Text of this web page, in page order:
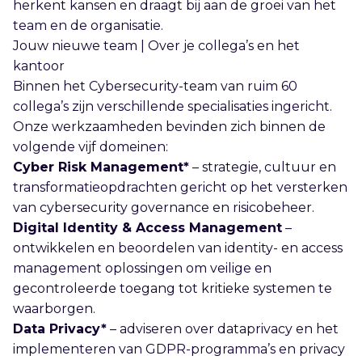
herkent kansen en draagt bij aan de groei van het
team en de organisatie.
Jouw nieuwe team | Over je collega’s en het
kantoor
Binnen het Cybersecurity-team van ruim 60
collega’s zijn verschillende specialisaties ingericht.
Onze werkzaamheden bevinden zich binnen de
volgende vijf domeinen:
Cyber Risk Management* – strategie, cultuur en
transformatieopdrachten gericht op het versterken
van cybersecurity governance en risicobeheer.
Digital Identity & Access Management –
ontwikkelen en beoordelen van identity- en access
management oplossingen om veilige en
gecontroleerde toegang tot kritieke systemen te
waarborgen.
Data Privacy* – adviseren over dataprivacy en het
implementeren van GDPR-programma’s en privacy